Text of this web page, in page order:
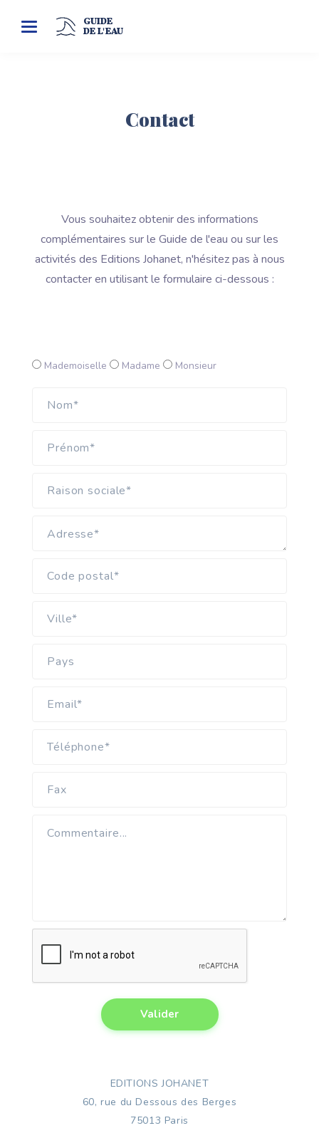
Toggle
GUIDE
DE L'EAU
Contact
Vous souhaitez obtenir des informations
complémentaires sur le Guide de l'eau ou sur les
activités des Editions Johanet, n'hésitez pas à nous
contacter en utilisant le formulaire ci-dessous :
Mademoiselle Madame Monsieur
EDITIONS JOHANET
60, rue du Dessous des Berges
75013 Paris